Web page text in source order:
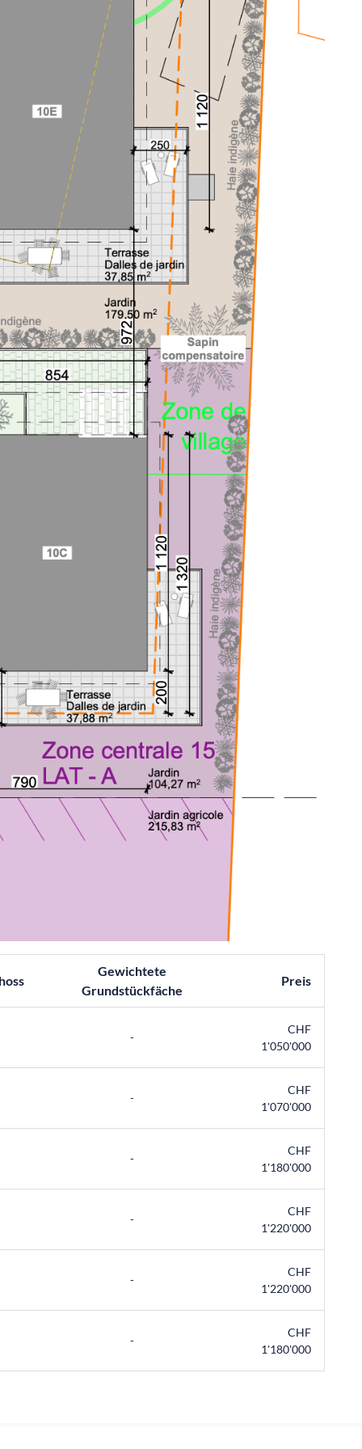
Gewichtete
Grundstückfäche
Preis
-
CHF
1'050'000
-
CHF
1'070'000
-
CHF
1'180'000
-
CHF
1'220'000
-
CHF
1'220'000
-
CHF
1'180'000